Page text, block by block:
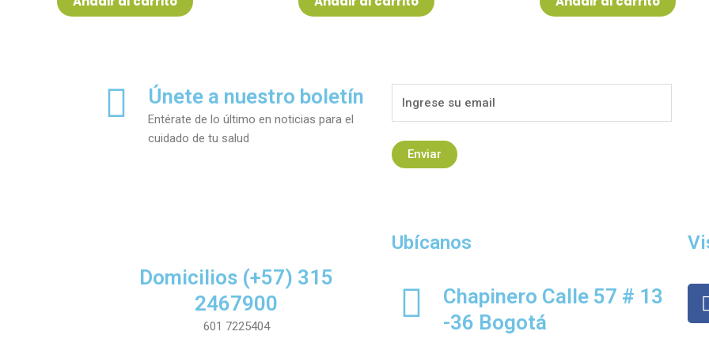
5
5
5
Únete a nuestro boletín
Entérate de lo último en noticias para el
cuidado de tu salud
Domicilios (+57) 315
2467900
601 7225404
Ubícanos
Chapinero Calle 57 # 13
-36 Bogotá